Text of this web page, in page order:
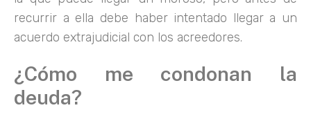
recurrir a ella debe haber intentado llegar a un
acuerdo extrajudicial con los acreedores.
¿Cómo me condonan la
deuda?